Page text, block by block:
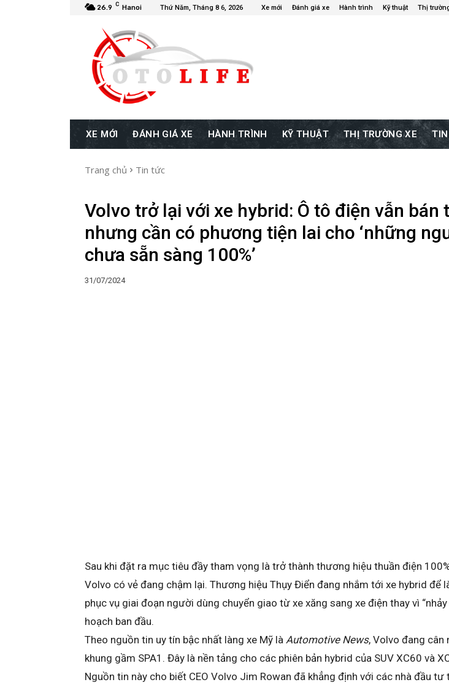
26.9 C Hanoi Thứ Năm, Tháng 8 6, 2026 Xe mới Đánh giá xe Hành trình Kỹ thuật Thị
XE MỚI ĐÁNH GIÁ XE HÀNH TRÌNH KỸ THUẬT THỊ TRƯỜNG XE
Trang chủ Tin tức
Volvo trở lại với xe hybrid: Ô tô điện vẫn bán
nhưng cần có phương tiện lai cho ‘những
chưa sẵn sàng 100%’
31/07/2024
Sau khi đặt ra mục tiêu đầy tham vọng là trở thành thương hiệu thuần điện
Volvo có vẻ đang chậm lại. Thương hiệu Thụy Điển đang nhắm tới xe hybrid để
phục vụ giai đoạn người dùng chuyển giao từ xe xăng sang xe điện thay vì
hoạch ban đầu.
Theo nguồn tin uy tín bậc nhất làng xe Mỹ là Automotive News, Volvo đang cân
khung gầm SPA1. Đây là nền tảng cho các phiên bản hybrid của SUV XC60 và
Nguồn tin này cho biết CEO Volvo Jim Rowan đã khẳng định với các nhà đầu tư